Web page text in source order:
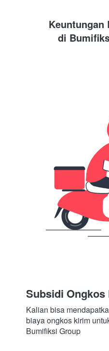
Keuntungan
di
Subsidi
Kalian bisa
biaya ongkos kirim
Bumifiksi Group